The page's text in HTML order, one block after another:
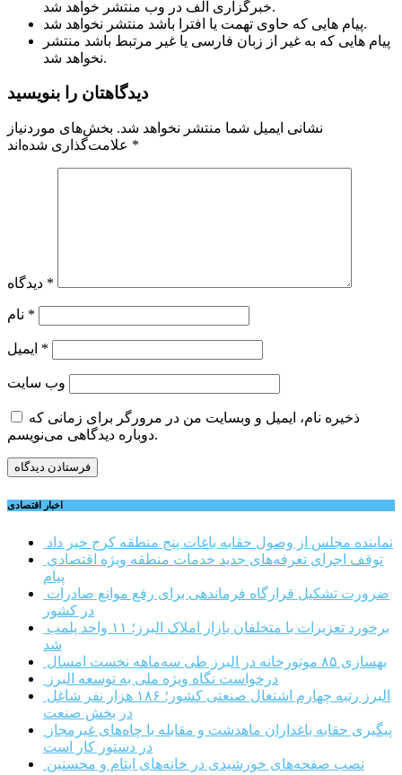
خبرگزاری الف در وب منتشر خواهد شد.
پیام هایی که حاوی تهمت یا افترا باشد منتشر نخواهد شد.
پیام هایی که به غیر از زبان فارسی یا غیر مرتبط باشد منتشر
نخواهد شد.
دیدگاهتان را بنویسید
نشانی ایمیل شما منتشر نخواهد شد. بخش‌های موردنیاز
*
*
*
*
وب‌ سایت
ذخیره نام، ایمیل و وبسایت من در مرورگر برای زمانی که
دوباره دیدگاهی می‌نویسم.
اخبار اقتصادی
نماینده مجلس از وصول حقابه باغات پنج منطقه کرج خبر داد
پیام
در کشور
شد
بهسازی ۸۵ موتورخانه در البرز طی سه‌ماهه نخست امسال
درخواست نگاه ویژه ملی به توسعه البرز
در بخش صنعت
در دستور کار است